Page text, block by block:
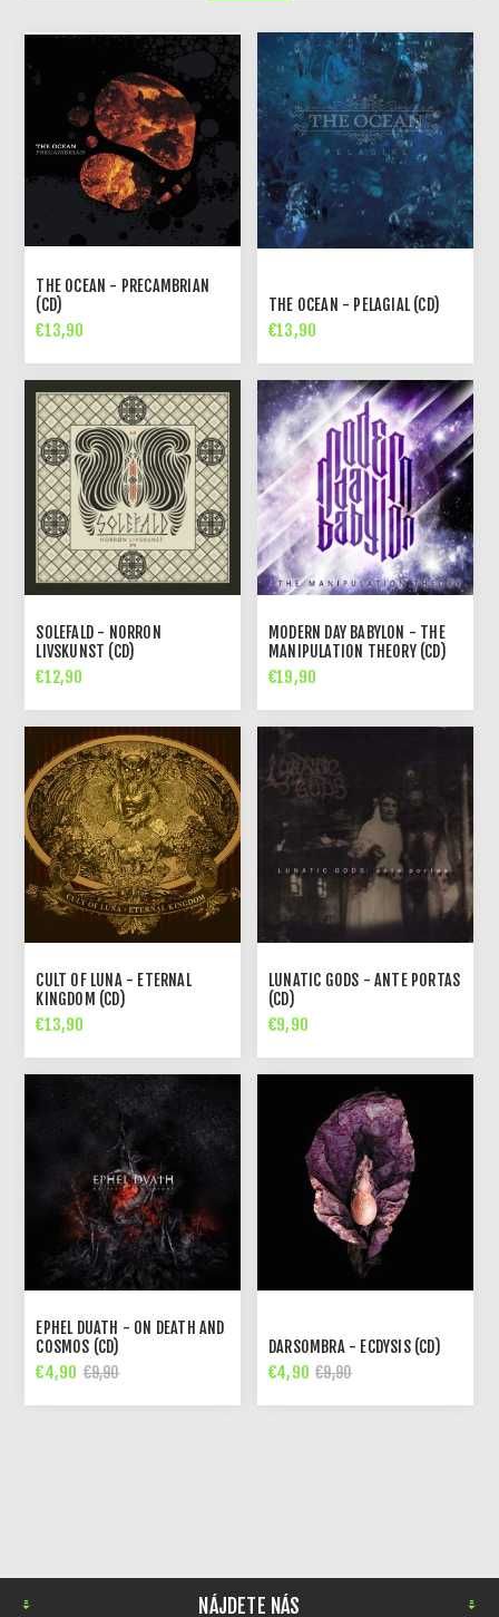
THE OCEAN - PRECAMBRIAN
(CD)
€13,90
THE OCEAN - PELAGIAL (CD)
€13,90
SOLEFALD - NORRON
LIVSKUNST (CD)
€12,90
MODERN DAY BABYLON - THE
MANIPULATION THEORY (CD)
€19,90
CULT OF LUNA - ETERNAL
KINGDOM (CD)
€13,90
LUNATIC GODS - ANTE PORTAS
(CD)
€9,90
EPHEL DUATH - ON DEATH AND
COSMOS (CD)
€4,90 €9,90
DARSOMBRA - ECDYSIS (CD)
€4,90 €9,90
NÁJDETE NÁS